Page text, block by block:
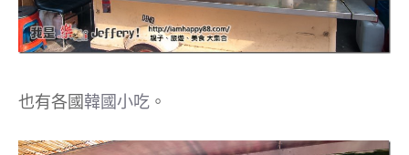
也有各國韓國小吃 。